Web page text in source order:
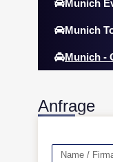
Munich
Munich
Munich -
Anfrage